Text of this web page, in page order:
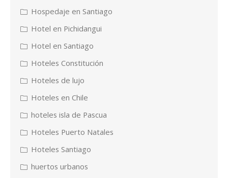
Hospedaje en Santiago
Hotel en Pichidangui
Hotel en Santiago
Hoteles Constitución
Hoteles de lujo
Hoteles en Chile
hoteles isla de Pascua
Hoteles Puerto Natales
Hoteles Santiago
huertos urbanos